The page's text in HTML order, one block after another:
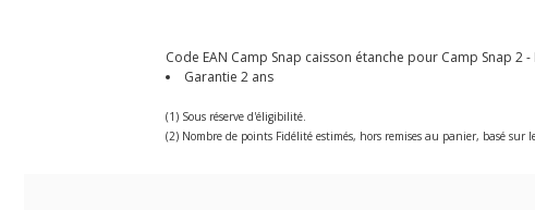
Code EAN Camp Snap caisson étanche pour Camp Snap
Garantie 2 ans
(1) Sous réserve d'éligibilité.
(2) Nombre de points Fidélité estimés, hors remises au panier, basé